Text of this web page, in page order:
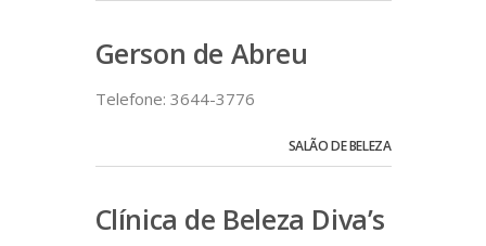
Gerson de Abreu
Telefone: 3644-3776
SALÃO DE BELEZA
Clínica de Beleza Diva’s